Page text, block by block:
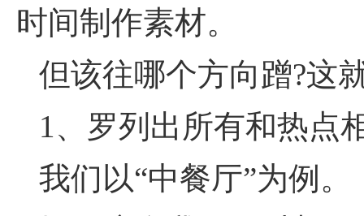
时间制作素材。
但该往哪个方向蹭?这
1、罗列出所有和热点
我们以“中餐厅”为例。